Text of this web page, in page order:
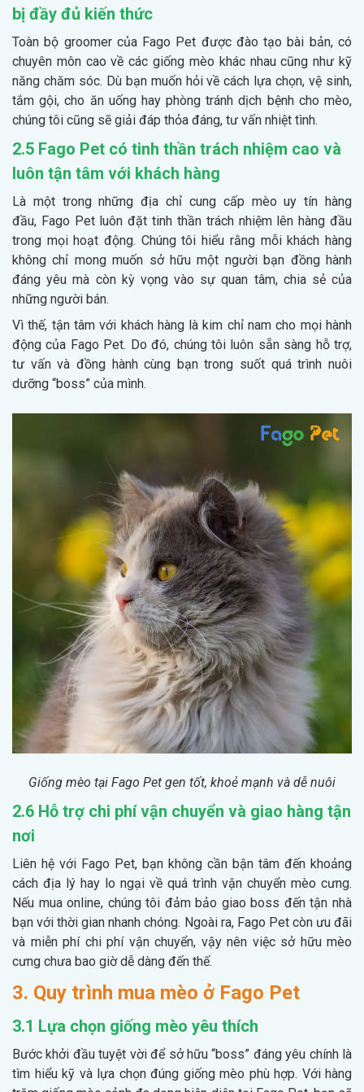
bị đầy đủ kiến thức
Toàn bộ groomer của Fago Pet được đào tạo bài bản, có
chuyên môn cao về các giống mèo khác nhau cũng như kỹ
năng chăm sóc. Dù bạn muốn hỏi về cách lựa chọn, vệ sinh,
tắm gội, cho ăn uống hay phòng tránh dịch bệnh cho mèo,
chúng tôi cũng sẽ giải đáp thỏa đáng, tư vấn nhiệt tình.
2.5 Fago Pet có tinh thần trách nhiệm cao và
luôn tận tâm với khách hàng
Là một trong những địa chỉ cung cấp mèo uy tín hàng
đầu, Fago Pet luôn đặt tinh thần trách nhiệm lên hàng đầu
trong mọi hoạt động. Chúng tôi hiểu rằng mỗi khách hàng
không chỉ mong muốn sở hữu một người bạn đồng hành
đáng yêu mà còn kỳ vọng vào sự quan tâm, chia sẻ của
những người bán.
Vì thế, tận tâm với khách hàng là kim chỉ nam cho mọi hành
động của Fago Pet. Do đó, chúng tôi luôn sẵn sàng hỗ trợ,
tư vấn và đồng hành cùng bạn trong suốt quá trình nuôi
dưỡng “boss” của mình.
Giống mèo tại Fago Pet gen tốt, khoẻ mạnh và dễ nuôi
2.6 Hỗ trợ chi phí vận chuyển và giao hàng tận
nơi
Liên hệ với Fago Pet, bạn không cần bận tâm đến khoảng
cách địa lý hay lo ngại về quá trình vận chuyển mèo cưng.
Nếu mua online, chúng tôi đảm bảo giao boss đến tận nhà
bạn với thời gian nhanh chóng. Ngoài ra, Fago Pet còn ưu đãi
và miễn phí chi phí vận chuyển, vậy nên việc sở hữu mèo
cưng chưa bao giờ dễ dàng đến thế.
3. Quy trình mua mèo ở Fago Pet
3.1 Lựa chọn giống mèo yêu thích
Bước khởi đầu tuyệt vời để sở hữu “boss” đáng yêu chính là
tìm hiểu kỹ và lựa chọn đúng giống mèo phù hợp. Với hàng